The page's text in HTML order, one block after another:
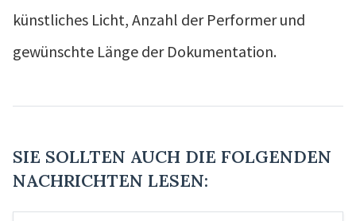
künstliches Licht, Anzahl der Performer und
gewünschte Länge der Dokumentation.
SIE SOLLTEN AUCH DIE FOLGENDEN
NACHRICHTEN LESEN: